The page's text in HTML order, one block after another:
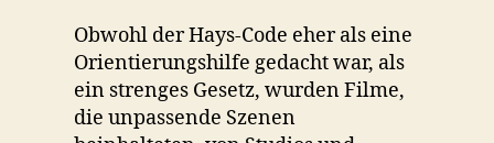
Obwohl der Hays-Code eher als eine
Orientierungshilfe gedacht war, als
ein strenges Gesetz, wurden Filme,
die unpassende Szenen